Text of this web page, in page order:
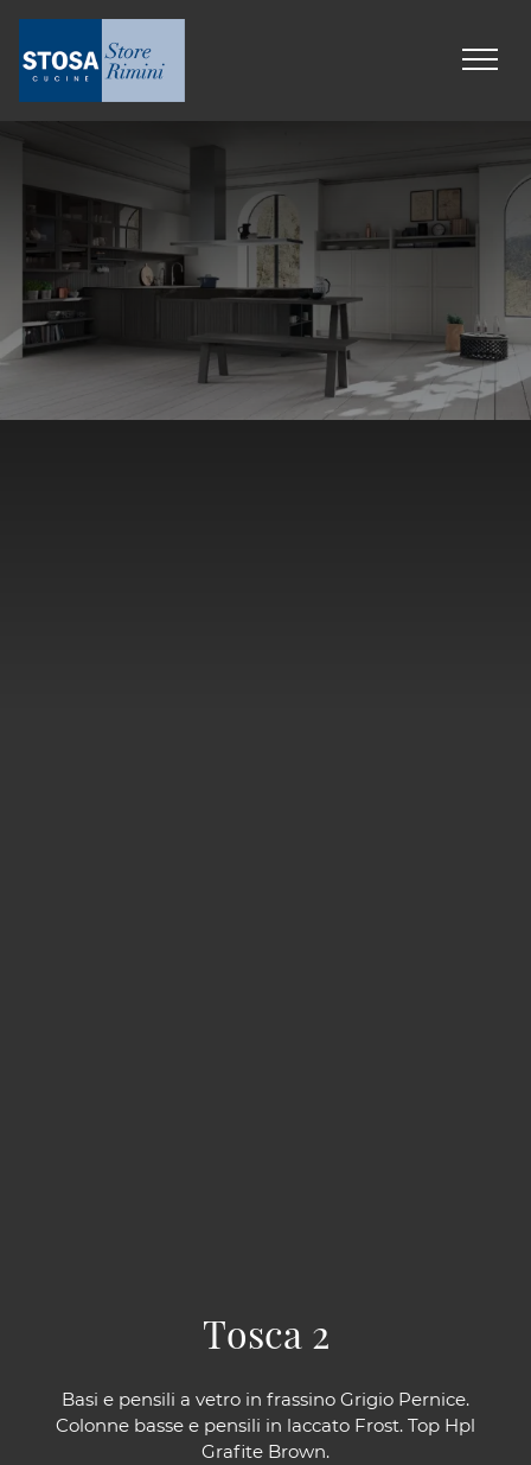
Basi e pensili a vetro in frassino Grigio Pernice.
Colonne basse e pensili in laccato Frost. Top Hpl
Grafite Brown.
Tosca 2